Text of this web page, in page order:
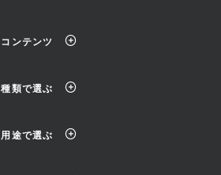
コンテンツ
種類で選ぶ
用途で選ぶ